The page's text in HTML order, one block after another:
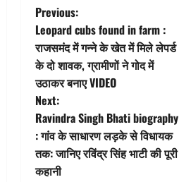
P
o
s
t
n
a
Previous:
Leopard cubs found in farm :
राजसमंद में गन्ने के खेत में मिले लेपर्ड
के दो शावक, ग्रामीणों ने गोद में
उठाकर बनाए VIDEO
Next:
Ravindra Singh Bhati biography
: गांव के साधारण लड़के से विधायक
तक: जानिए रविंद्र सिंह भाटी की पूरी
कहानी